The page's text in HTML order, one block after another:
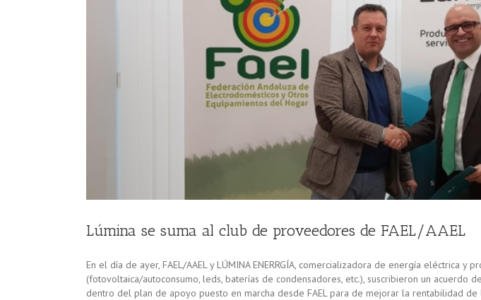
Lúmina se suma al club de proveedores de FAEL/AAEL
En el día de ayer, FAEL/AAEL y LÚMINA ENERRGÍA, comercializadora de energía eléctrica y
(fotovoltaica/autoconsumo, leds, baterías de condensadores, etc.), suscribieron un acuerdo
dentro del plan de apoyo puesto en marcha desde FAEL para de mejorar la rentabilidad de